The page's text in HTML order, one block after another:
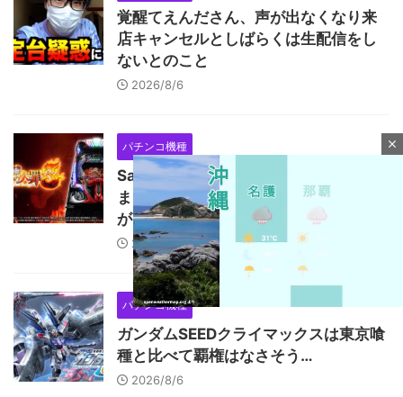
覚醒てえんださん、声が出なくなり来
店キャンセルとしばらくは生配信をし
ないとのこと
2026/8/6
パチンコ機種
Sammy「e七つの大罪3」初打ち評価
まとめ！寒バレ入れても復活大当たり
があるらしいぞ
2026/8/6
パチンコ機種
ガンダムSEEDクライマックスは東京喰
種と比べて覇権はなさそう…
2026/8/6
close